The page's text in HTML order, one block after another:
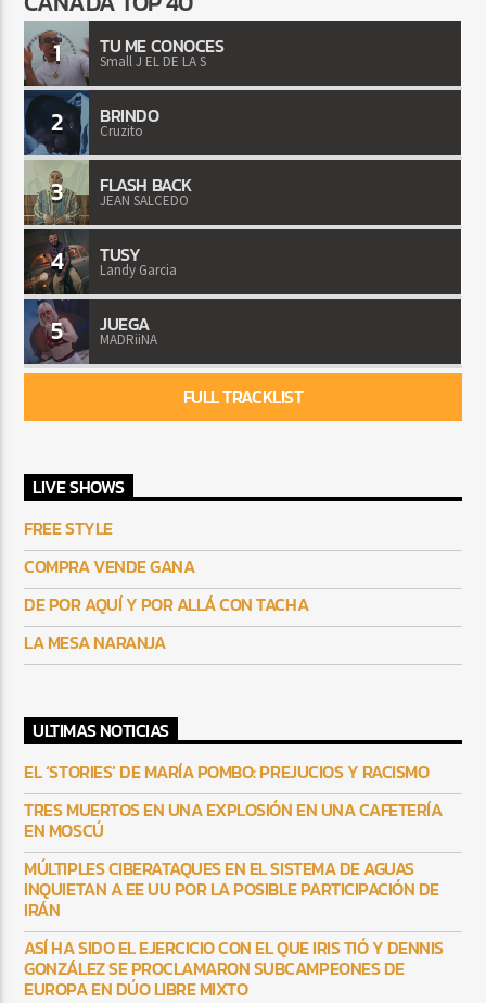
1 TU ME CONOCES
Small J EL DE LA S
2 BRINDO
Cruzito
3 FLASH BACK
JEAN SALCEDO
4 TUSY
Landy Garcia
5 JUEGA
MADRiiNA
FULL TRACKLIST
LIVE SHOWS
FREE STYLE
COMPRA VENDE GANA
DE POR AQUÍ Y POR ALLÁ CON TACHA
LA MESA NARANJA
ULTIMAS NOTICIAS
EL ‘STORIES’ DE MARÍA POMBO: PREJUCIOS Y RACISMO
TRES MUERTOS EN UNA EXPLOSIÓN EN UNA CAFETERÍA
EN MOSCÚ
MÚLTIPLES CIBERATAQUES EN EL SISTEMA DE AGUAS
INQUIETAN A EE UU POR LA POSIBLE PARTICIPACIÓN DE
IRÁN
ASÍ HA SIDO EL EJERCICIO CON EL QUE IRIS TIÓ Y DENNIS
GONZÁLEZ SE PROCLAMARON SUBCAMPEONES DE
EUROPA EN DÚO LIBRE MIXTO